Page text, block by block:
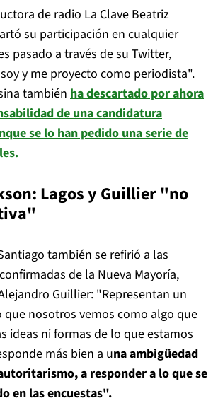
de radio La Clave Beatriz
su participación en cualquier
pasado a través de su Twitter,
y me proyecto como periodista".
también ha descartado por ahora
de una candidatura
se lo han pedido una serie de
Lagos y Guillier "no
también se refirió a las
de la Nueva Mayoría,
Guillier: "Representan un
nosotros vemos como algo que
ideas ni formas de lo que estamos
más bien a una ambigüedad
a responder a lo que se
en las encuestas".